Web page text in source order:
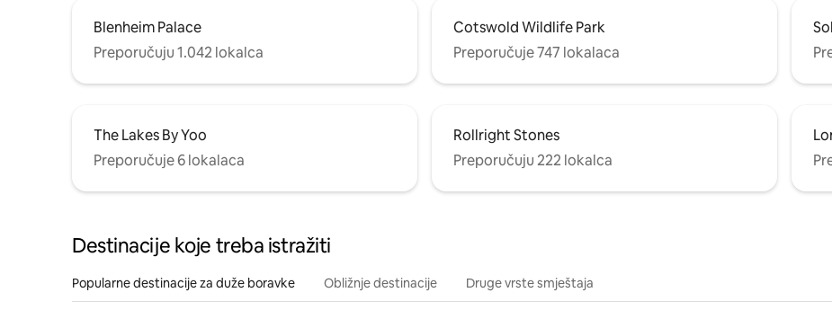
Blenheim Palace
Preporučuju 1.042 lokalca
Cotswold Wildlife Park
Preporučuje 747 lokalaca
The Lakes By Yoo
Preporučuje 6 lokalaca
Rollright Stones
Preporučuju 222 lokalca
Destinacije koje treba istražiti
Popularne destinacije za duže boravke Obližnje destinacije Druge vrste smještaja